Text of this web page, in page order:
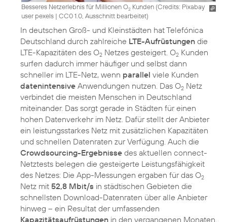
Besseres Netzerlebnis für Millionen O2 Kunden (Credits: Pixabay
user pexels | CC0 1.0, Ausschnitt bearbeitet)
In deutschen Groß- und Kleinstädten hat Telefónica
Deutschland durch zahlreiche LTE-Aufrüstungen die
LTE-Kapazitäten des O2 Netzes gesteigert. O2 Kunden
surfen dadurch immer häufiger und selbst dann
schneller im LTE-Netz, wenn parallel viele Kunden
datenintensive Anwendungen nutzen. Das O2 Netz
verbindet die meisten Menschen in Deutschland
miteinander. Das sorgt gerade in Städten für einen
hohen Datenverkehr im Netz. Dafür stellt der Anbieter
ein leistungsstarkes Netz mit zusätzlichen Kapazitäten
und schnellen Datenraten zur Verfügung. Auch die
Crowdsourcing-Ergebnisse des aktuellen connect-
Netztests belegen die gesteigerte Leistungsfähigkeit
des Netzes: Die App-Messungen ergaben für das O2
Netz mit 52,8 Mbit/s in städtischen Gebieten die
schnellsten Download-Datenraten über alle Anbieter
hinweg – ein Resultat der umfassenden
Kapazitätsaufrüstungen in den vergangenen Monaten.